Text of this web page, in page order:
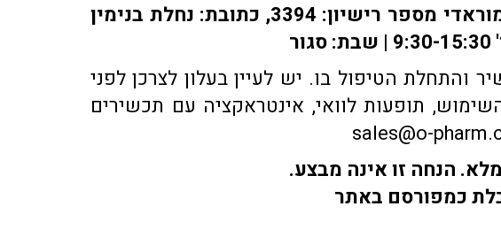
אתר או-פארם מופעל על ידי בית מרקחת אופיר, רוקח אחראי: אלברט מוראדי מספר רישיון: 3394, כתובת: ​נחלת בנימין
הטיפול בו. יש לעיין בעלון לצרכן לפני
תופעות לוואי, אינטראקציה עם תכשירים
הנחה זו אינה מבצע.
כמפורסם באתר